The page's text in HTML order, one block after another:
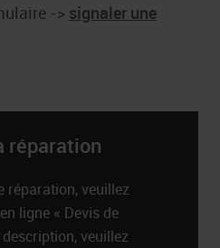
-> signaler une
réparation
réparation, veuillez
ligne « Devis de
veuillez